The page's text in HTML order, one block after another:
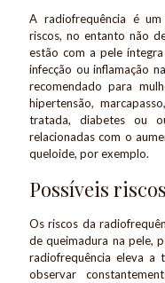
A radiofrequência é
riscos, no entanto não
estão com a pele
infecção ou inflamação
recomendado para
hipertensão,
tratada, diabetes ou
relacionadas com o
queloide, por exemplo.
Possíveis
Os riscos da
de queimadura na pele,
radiofrequência eleva a
observar